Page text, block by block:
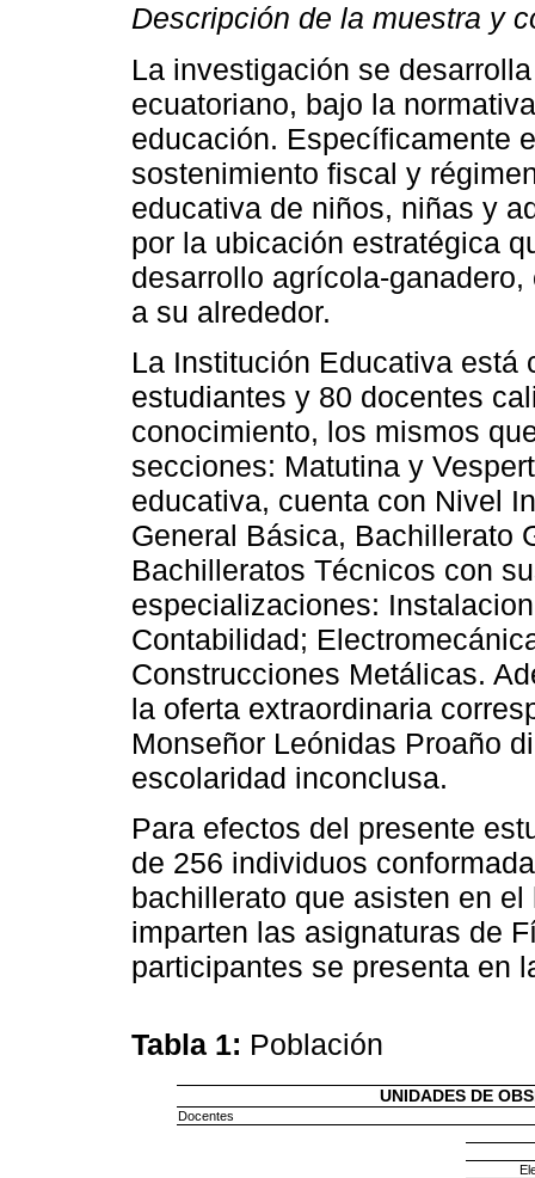
Descripción de la muestra y
La investigación se
ecuatoriano, bajo la
educación. Específicamente
sostenimiento fiscal y
educativa de niños, niñas y
por la ubicación estratégica
desarrollo agrícola-
a su alrededor.
La Institución Educativa está
estudiantes y 80 docentes
conocimiento, los mismos
secciones: Matutina y
educativa, cuenta con Nivel
General Básica, Bachillerato
Bachilleratos Técnicos con
especializaciones:
Contabilidad;
Construcciones Metálicas.
la oferta extraordinaria
Monseñor Leónidas Proaño
escolaridad inconclusa.
Para efectos del presente
de 256 individuos
bachillerato que asisten en
imparten las asignaturas de
participantes se presenta en
Tabla 1: Población
UNIDADES DE
Docentes